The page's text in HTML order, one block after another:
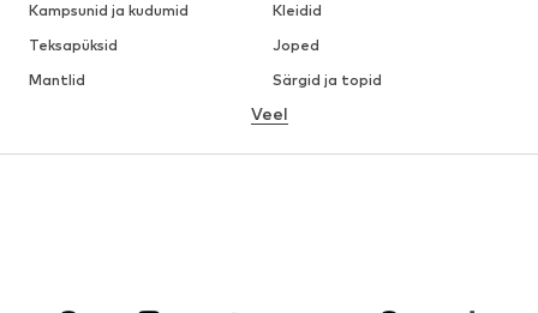
Kampsunid ja kudumid
Kleidid
Teksapüksid
Joped
Mantlid
Särgid ja topid
Pesu
Seelikud
Pluusid ja tuunikad
Veel